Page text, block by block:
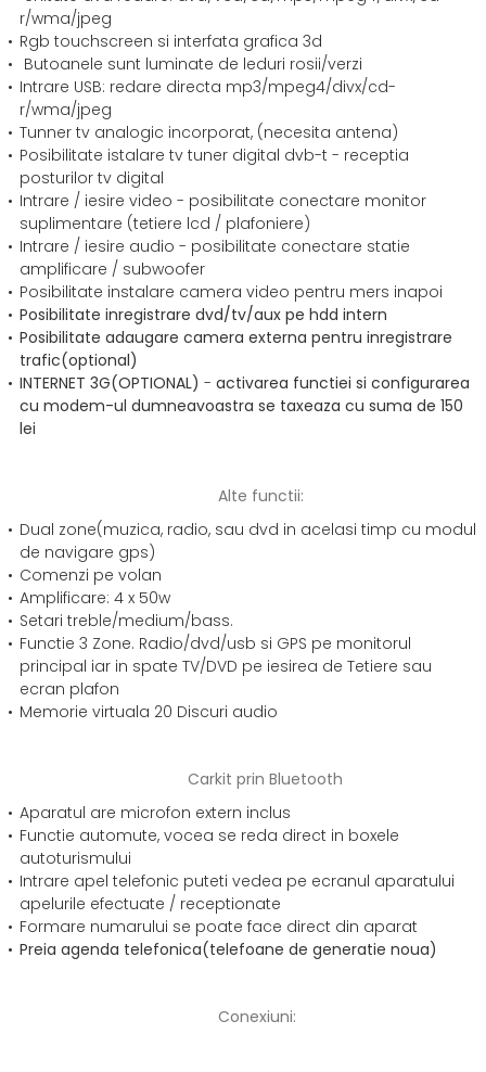
r/wma/jpeg
Rgb touchscreen si interfata grafica 3d
Butoanele sunt luminate de leduri rosii/verzi
Intrare USB: redare directa mp3/mpeg4/divx/cd-
r/wma/jpeg
Tunner tv analogic incorporat, (necesita antena)
Posibilitate istalare tv tuner digital dvb-t - receptia
posturilor tv digital
Intrare / iesire video - posibilitate conectare monitor
suplimentare (tetiere lcd / plafoniere)
Intrare / iesire audio - posibilitate conectare statie
amplificare / subwoofer
Posibilitate instalare camera video pentru mers inapoi
Posibilitate inregistrare dvd/tv/aux pe hdd intern
Posibilitate adaugare camera externa pentru inregistrare
trafic(optional)
INTERNET 3G(OPTIONAL) - activarea functiei si configurarea
cu modem-ul dumneavoastra se taxeaza cu suma de 150
lei
Alte functii:
Dual zone(muzica, radio, sau dvd in acelasi timp cu modul
de navigare gps)
Comenzi pe volan
Amplificare: 4 x 50w
Setari treble/medium/bass.
Functie 3 Zone. Radio/dvd/usb si GPS pe monitorul
principal iar in spate TV/DVD pe iesirea de Tetiere sau
ecran plafon
Memorie virtuala 20 Discuri audio
Carkit prin Bluetooth
Aparatul are microfon extern inclus
Functie automute, vocea se reda direct in boxele
autoturismului
Intrare apel telefonic puteti vedea pe ecranul aparatului
apelurile efectuate / receptionate
Formare numarului se poate face direct din aparat
Preia agenda telefonica(telefoane de generatie noua)
Conexiuni: